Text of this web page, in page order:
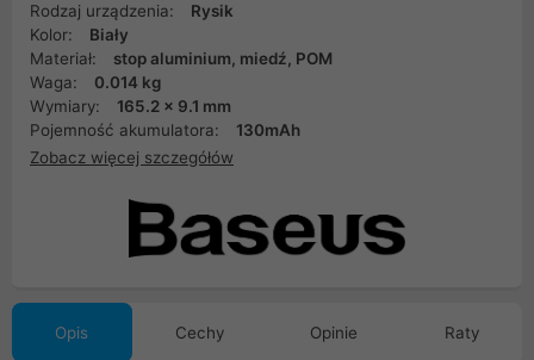
Rodzaj urządzenia:
Rysik
Kolor:
Biały
Materiał:
stop aluminium, miedź, POM
Waga:
0.014 kg
Wymiary:
165.2 x 9.1 mm
Pojemność akumulatora:
130mAh
Zobacz więcej szczegółów
Opis Cechy Opinie Raty